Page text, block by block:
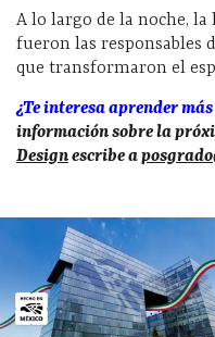
A lo largo de la noche,
fueron las responsables
que transformaron el
¿Te interesa aprender
información sobre la
Designescribe a